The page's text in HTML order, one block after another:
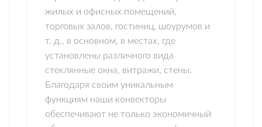
жилых и офисных помещений,
торговых залов, гостиниц, шоурумов и
т. д., в основном, в местах, где
установлены различного вида
стеклянные окна, витражи, стены.
Благодаря своим уникальным
функциям наши конвекторы
обеспечивают не только экономичный